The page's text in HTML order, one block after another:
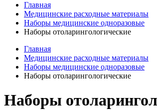
Главная
Медицинские расходные материалы
Наборы медицинские одноразовые
Наборы отоларингологические
Главная
Медицинские расходные материалы
Наборы медицинские одноразовые
Наборы отоларингологические
Наборы